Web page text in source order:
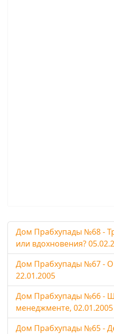
Дом Прабхупады №68 -
или вдохновения?
Дом Прабхупады №67 - О
22.01.2005
Дом Прабхупады №66 -
менеджменте, 02.01.2005
Дом Прабхупады №65 -